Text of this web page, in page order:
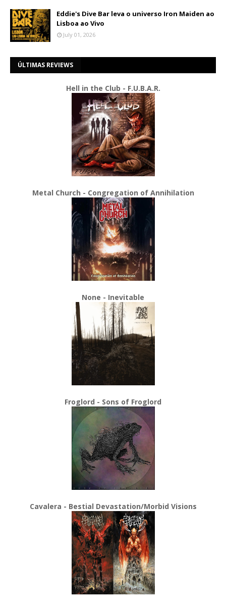
Eddie's Dive Bar leva o universo Iron Maiden ao
Lisboa ao Vivo
July 01, 2026
ÚLTIMAS REVIEWS
Hell in the Club - F.U.B.A.R.
Metal Church - Congregation of Annihilation
None - Inevitable
Froglord - Sons of Froglord
Cavalera - Bestial Devastation/Morbid Visions